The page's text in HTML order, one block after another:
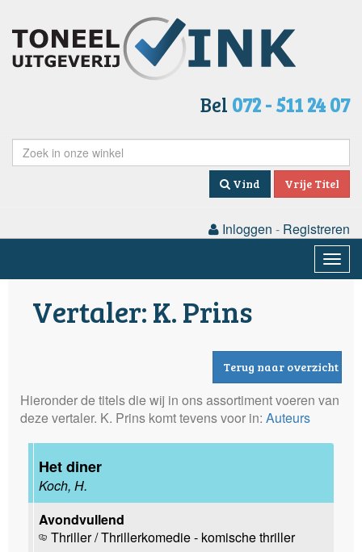
Bel 072 - 511 24 07
Vind Vrije Titel
Inloggen - Registreren
Vertaler: K. Prins
Terug naar overzicht
Hieronder de titels die wij in ons assortiment voeren van
deze vertaler. K. Prins komt tevens voor in: Auteurs
Het diner
Koch, H.
Avondvullend
Thriller / Thrillerkomedie - komische thriller